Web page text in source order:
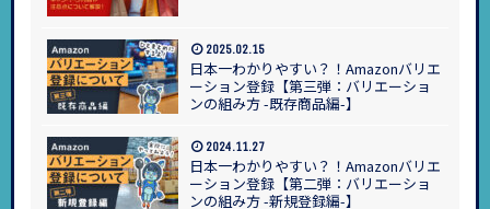
日本一わかりやすい？！Amazonバリエ
ーション登録【第三弾：バリエーショ
ンの組み方 -既存商品編-】
2025.02.15
日本一わかりやすい？！Amazonバリエ
ーション登録【第二弾：バリエーショ
ンの組み方 -新規登録編-】
2024.11.27